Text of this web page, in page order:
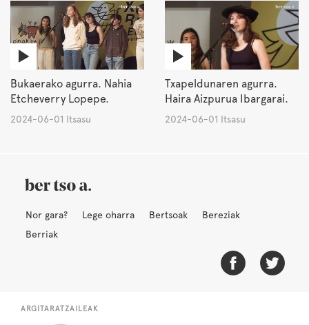
Bukaerako agurra. Nahia
Etcheverry Lopepe.
2024-06-01 Itsasu
Txapeldunaren agurra.
Haira Aizpurua Ibargarai.
2024-06-01 Itsasu
Nor gara? Lege oharra Bertsoak
Bereziak
Berriak
ARGITARATZAILEAK